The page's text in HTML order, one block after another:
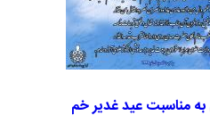
به مناسبت عید غدیر خم